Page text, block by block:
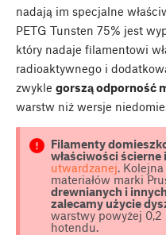
nadają im specjalne
PETG Tunsten 75% jest
który nadaje filamentowi
radioaktywnego i
zwykle gorszą odporność
warstw niż wersje
Filamenty
właściwości ścierne
utwardzanej.
materiałów marki
drewnianych i
zalecamy użycie
warstwy powyżej 0,2
hotendu.